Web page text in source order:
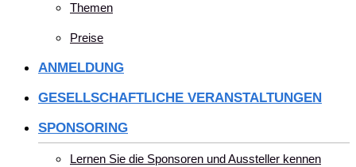
Themen
Preise
ANMELDUNG
GESELLSCHAFTLICHE VERANSTALTUNGEN
SPONSORING
Lernen Sie die Sponsoren und Aussteller kennen